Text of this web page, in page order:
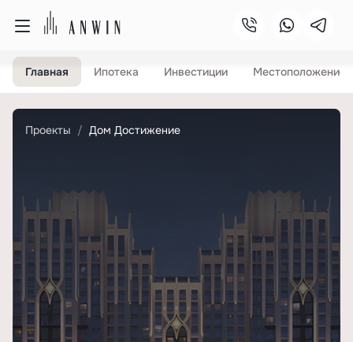
Главная Ипотека Инвестиции Местоположение
Проекты Дом Достижение